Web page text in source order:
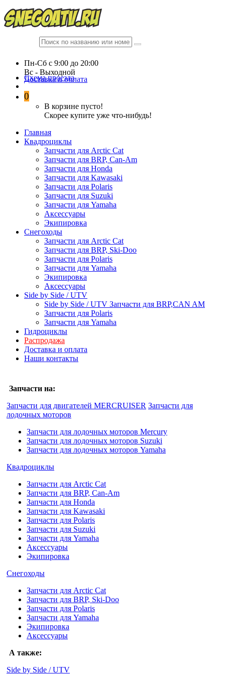
Пн-Сб c 9:00 до 20:00
Вc - Выходной
Схема проезда
Доставка и оплата
0
В корзине пусто!
Скорее купите уже что-нибудь!
Главная
Квадроциклы
Запчасти для Arctic Cat
Запчасти для BRP, Can-Am
Запчасти для Honda
Запчасти для Kawasaki
Запчасти для Polaris
Запчасти для Suzuki
Запчасти для Yamaha
Аксессуары
Экипировка
Снегоходы
Запчасти для Arctic Cat
Запчасти для BRP, Ski-Doo
Запчасти для Polaris
Запчасти для Yamaha
Экипировка
Аксессуары
Side by Side / UTV
Side by Side / UTV Запчасти для BRP,CAN AM
Запчасти для Polaris
Запчасти для Yamaha
Гидроциклы
Распродажа
Доставка и оплата
Наши контакты
Запчасти на:
Запчасти для двигателей MERCRUISER Запчасти для
лодочных моторов
Запчасти для лодочных моторов Mercury
Запчасти для лодочных моторов Suzuki
Запчасти для лодочных моторов Yamaha
Квадроциклы
Запчасти для Arctic Cat
Запчасти для BRP, Can-Am
Запчасти для Honda
Запчасти для Kawasaki
Запчасти для Polaris
Запчасти для Suzuki
Запчасти для Yamaha
Аксессуары
Экипировка
Снегоходы
Запчасти для Arctic Cat
Запчасти для BRP, Ski-Doo
Запчасти для Polaris
Запчасти для Yamaha
Экипировка
Аксессуары
А также:
Side by Side / UTV